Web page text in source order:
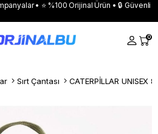
• ⭐ %100 Orijinal Ürün • 🔒 Güvenli
0
Sırt Çantası CATERPİLLAR UNISEX